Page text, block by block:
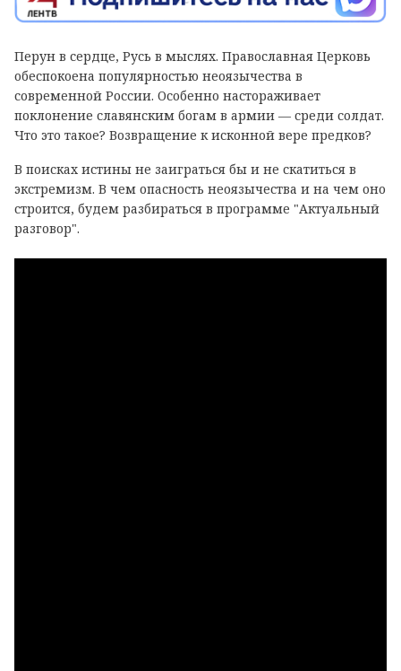
Перун в сердце, Русь в мыслях. Православная Церковь
обеспокоена популярностью неоязычества в
современной России. Особенно настораживает
поклонение славянским богам в армии — среди солдат.
Что это такое? Возвращение к исконной вере предков?
В поисках истины не заиграться бы и не скатиться в
экстремизм. В чем опасность неоязычества и на чем оно
строится, будем разбираться в программе "Актуальный
разговор".